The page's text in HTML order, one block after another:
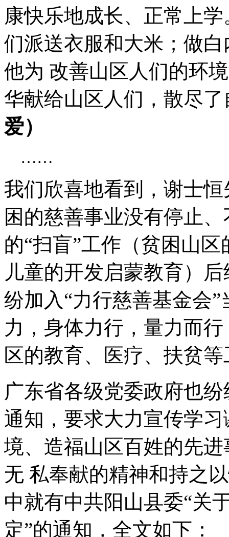
康快乐地成长、正常上
们派送衣服和大米；做
他为 改善山区人们的环
华献给山区人们，散尽
爱）
……
我们欣喜地看到，谢士
困的慈善事业没有停止
的“扫盲”工作（贫困山
儿童的开发启蒙教育）
纷加入“力行慈善基金会
力，身体力行，量力而
区的教育、医疗、扶贫
广东省各级党委政府也
通知，要求大力宣传学
境、造福山区百姓的先
无 私奉献的精神和持之
中就有中共阳山县委“关
定”的通知，全文如下：